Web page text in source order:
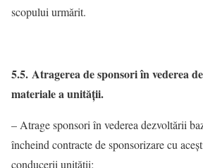
scopului urmărit.
5.5. Atragerea de sponsori în vederea
materiale a unităţii.
– Atrage sponsori în vederea dezvoltării
încheind contracte de sponsorizare cu
conducerii unităţii;